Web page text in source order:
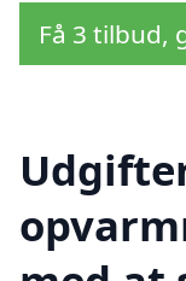
Få 3 tilbud,